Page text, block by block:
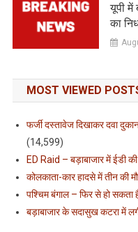
यूपी
का
MOST VIEWED
फर्जी दस्तावेज दिखाकर दवा
(14,599)
ED Raid – बड़ाबाजार में ईडी की
कोलकाता-कार हादसे में तीन की
पश्चिम बंगाल – फिर से हो सकता
बड़ाबाजार के सदासुख कटरा में